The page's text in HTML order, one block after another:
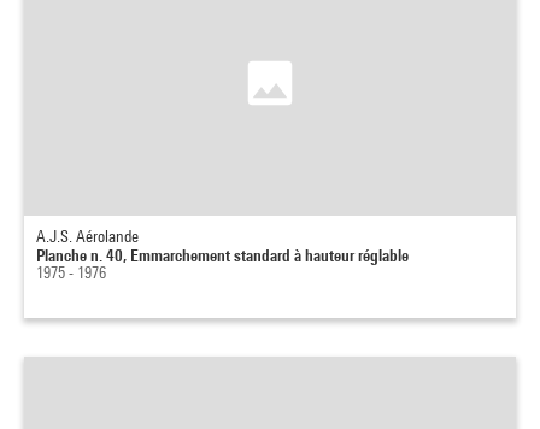
A.J.S. Aérolande
Planche n. 40, Emmarchement standard à hauteur réglable
1975 - 1976